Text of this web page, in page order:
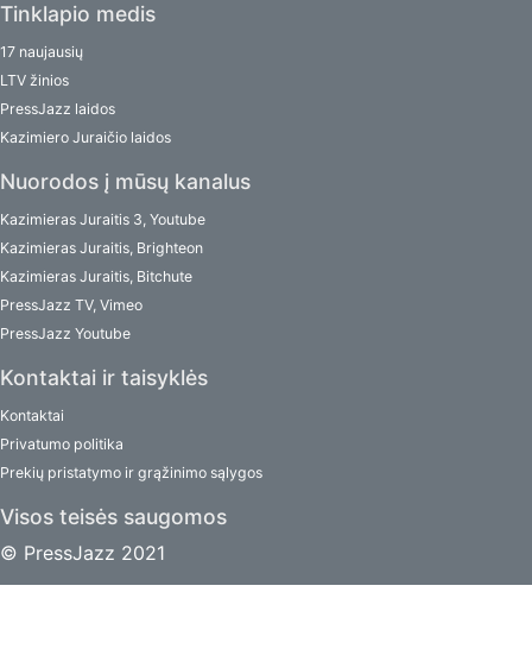
Tinklapio medis
17 naujausių
LTV žinios
PressJazz laidos
Kazimiero Juraičio laidos
Nuorodos į mūsų kanalus
Kazimieras Juraitis 3, Youtube
Kazimieras Juraitis, Brighteon
Kazimieras Juraitis, Bitchute
PressJazz TV, Vimeo
PressJazz Youtube
Kontaktai ir taisyklės
Kontaktai
Privatumo politika
Prekių pristatymo ir grąžinimo sąlygos
Visos teisės saugomos
© PressJazz 2021